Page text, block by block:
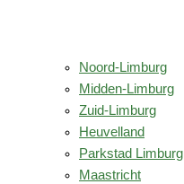
Noord-Limburg
Midden-Limburg
Zuid-Limburg
Heuvelland
Parkstad Limburg
Maastricht